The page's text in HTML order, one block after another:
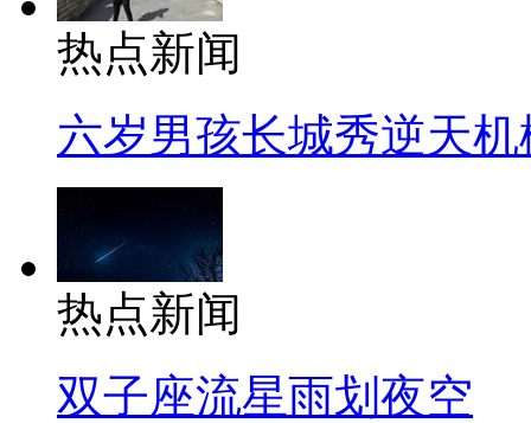
热点新闻
六岁男孩长城秀逆天机
热点新闻
双子座流星雨划夜空